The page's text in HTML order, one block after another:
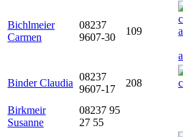
Bichlmeier
Carmen
08237
9607-30
109
Binder Claudia
08237
9607-17
208
Birkmeir
Susanne
08237 95
27 55